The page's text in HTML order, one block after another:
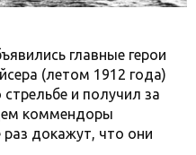
главные герои
(летом 1912 года)
и получил за
коммендоры
докажут, что они